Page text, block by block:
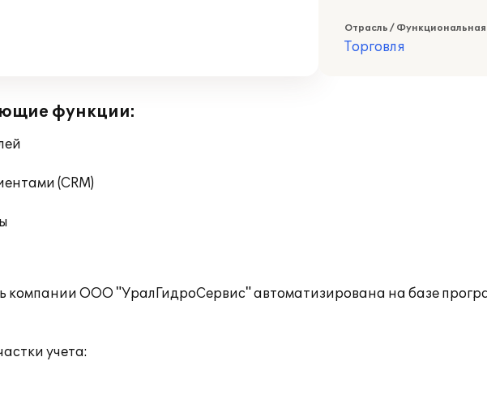
Отрасль / Функциональная
Торговля
функции:
(CRM)
компании ООО "УралГидроСервис" автоматизирована на базе
учета: